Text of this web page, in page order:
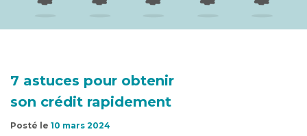
7 astuces pour obtenir
son crédit rapidement
Posté le 10 mars 2024